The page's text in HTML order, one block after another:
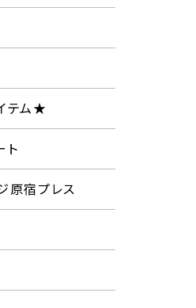
テム★
ト
原宿プレス